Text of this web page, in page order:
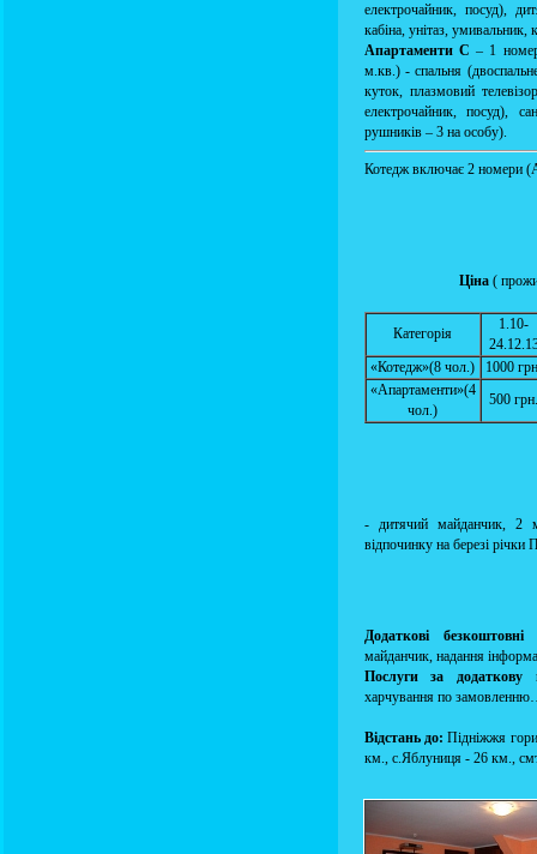
електрочайник, посуд),
кабіна, унітаз, умивальник,
Апартаменти С – 1
м.кв.) - спальня
куток, плазмовий
електрочайник, посуд),
рушників – 3 на особу).
Котедж включає 2 номери
Ціна (
Категорія
1.10-
«Котедж»(8 чол.)
1000
«Апартаменти»(4
чол.)
500 грн.
- дитячий майданчик, 2
відпочинку на березі річки
Додаткові безкоштовні
майданчик, надання
Послуги за додаткову
харчування по
Відстань до: Підніжжя
км., с.Яблуниця - 26 км.,